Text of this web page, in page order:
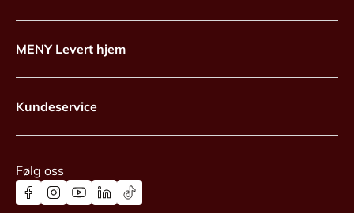
MENY Levert hjem
Kundeservice
Følg oss